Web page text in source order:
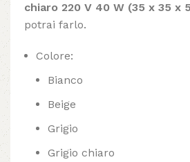
chiaro 220 V 40 W (35 x 35 x
potrai farlo.
Colore:
Bianco
Beige
Grigio
Grigio chiaro